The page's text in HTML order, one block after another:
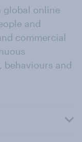
global online
and
commercial
behaviours and